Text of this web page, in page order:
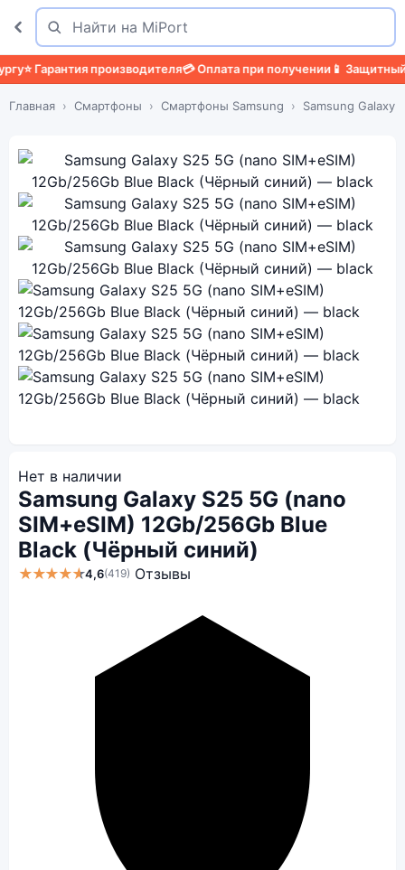
Поиск
Найти
производителя💳 Оплата при получении📱 Защитный чехол
Главная Смартфоны Смартфоны Samsung Samsung Galaxy
Нет в наличии
Samsung Galaxy S25 5G (nano
SIM+eSIM) 12Gb/256Gb Blue
Black (Чёрный синий)
★★★★★4,6(419) Отзывы